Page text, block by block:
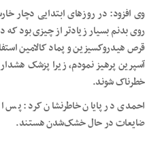
وی افزود: در روزهای ابتدایی دچار
روی بدنم بسیار زیادتر از چیزی بود
قرص هیدروکسیزین و پماد کالامین
آسپرین پرهیز نمودم، زیرا پزشک
خطرناک شوند.
احمدی در پایان خاطرنشان کرد:
ضایعات در حال خشک‌شدن هستند.